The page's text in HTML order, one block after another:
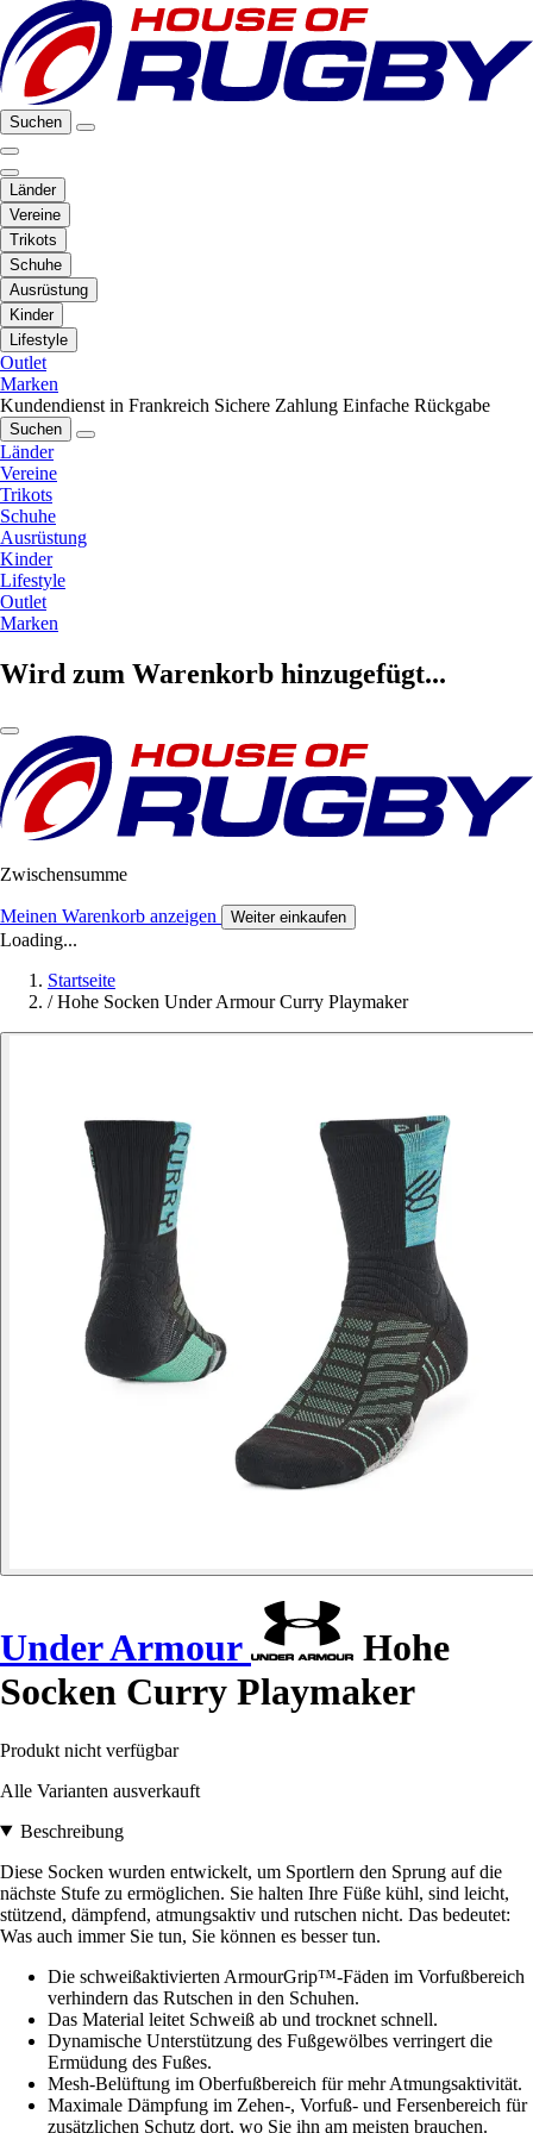
Suchen
Länder
Vereine
Trikots
Schuhe
Ausrüstung
Kinder
Lifestyle
Outlet
Marken
Kundendienst in Frankreich Sichere Zahlung Einfache Rückgabe
Suchen
Länder
Vereine
Trikots
Schuhe
Ausrüstung
Kinder
Lifestyle
Outlet
Marken
Wird zum Warenkorb hinzugefügt...
Zwischensumme
Meinen Warenkorb anzeigen Weiter einkaufen
Loading...
Startseite
/ Hohe Socken Under Armour Curry Playmaker
Under Armour
Hohe
Socken Curry Playmaker
Produkt nicht verfügbar
Alle Varianten ausverkauft
Beschreibung
Diese Socken wurden entwickelt, um Sportlern den Sprung auf die
nächste Stufe zu ermöglichen. Sie halten Ihre Füße kühl, sind leicht,
stützend, dämpfend, atmungsaktiv und rutschen nicht. Das bedeutet:
Was auch immer Sie tun, Sie können es besser tun.
Die schweißaktivierten ArmourGrip™-Fäden im Vorfußbereich
verhindern das Rutschen in den Schuhen.
Das Material leitet Schweiß ab und trocknet schnell.
Dynamische Unterstützung des Fußgewölbes verringert die
Ermüdung des Fußes.
Mesh-Belüftung im Oberfußbereich für mehr Atmungsaktivität.
Maximale Dämpfung im Zehen-, Vorfuß- und Fersenbereich für
zusätzlichen Schutz dort, wo Sie ihn am meisten brauchen.